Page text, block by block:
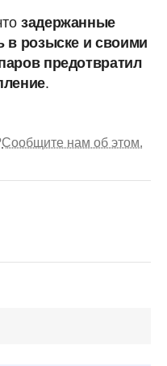
задержанные
в розыске и своими
предотвратил
.
Сообщите нам об этом.